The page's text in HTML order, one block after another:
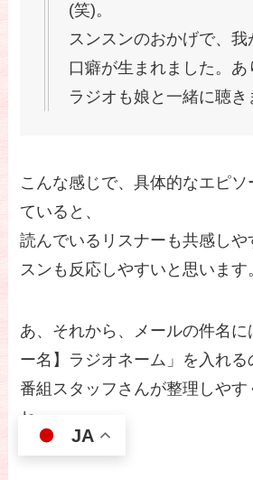
(笑)。
スンスンのおかげで、我
口癖が生まれました。あ
ラジオも娘と一緒に聴き
こんな感じで、具体的なエピ
ていると、
読んでいるリスナーも共感し
スンも反応しやすいと思います
あ、それから、メールの件名
ー名】ラジオネーム」を入れる
番組スタッフさんが整理しやす
ね。
JA